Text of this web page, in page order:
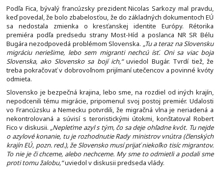
Podľa Fica, bývalý francúzsky prezident Nicolas Sarkozy mal pravdu,
keď povedal, že bolo zbabelosťou, že do základných dokumentoch EÚ
sa nedostala zmienka o kresťanskej identite Európy. Rétorika
premiéra podľa predsedu strany Most-Híd a poslanca NR SR Bélu
Bugára nezodpovedá problémom Slovenska. „Tu a teraz na Slovensku
migráciu neriešime, lebo sem migranti nechcú ísť. Oni sa viac boja
Slovenska, ako Slovensko sa bojí ich,“uviedol Bugár. Tvrdí tiež, že
treba pokračovať v dobrovoľnom prijímaní utečencov a povinné kvóty
odmieta.
Slovensko je bezpečná krajina, lebo sme, na rozdiel od iných krajín,
nepodcenili tému migrácie, pripomenul svoj postoj premiér. Udalosti
vo Francúzsku a Nemecku potvrdili, že migračná vlna je neriadená a
nekontrolovaná a súvisí s teroristickými útokmi, konštatoval Robert
Fico v diskusii. „Nepleťme azyl s tým, čo sa deje ohľadne kvót. Tu nejde
o azylové konanie, tu je rozhodnutie Rady ministrov vnútra (členských
krajín EÚ, pozn. red.), že Slovensko musí prijať niekoľko tisíc migrantov.
To nie je či chceme, alebo nechceme. My sme to odmietli a podali sme
proti tomu žalobu,“uviedol v diskusii predseda vlády.